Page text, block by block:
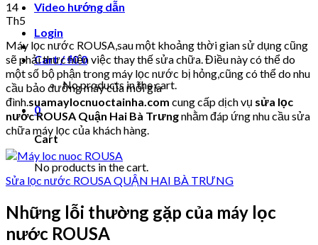
Video hướng dẫn
Login
Cart /₫00
No products in the cart.
0
Cart
No products in the cart.
14
Th5
Máy lọc nước ROUSA,sau một khoảng thời gian sử dụng cũng
sẽ phải thực hiện việc thay thế sửa chữa. Điều này có thể do
một số bộ phận trong máy lọc nước bị hỏng,cũng có thể do nhu
cầu bảo dưỡng máy của mỗi gia
đình.suamaylocnuoctainha.com cung cấp dịch vụ sửa lọc
nước ROUSA Quận Hai Bà Trưngnhằm đáp ứng nhu cầu sửa
chữa máy lọc của khách hàng.
Sửa lọc nước ROUSA QUẬN HAI BÀ TRƯNG
Những lỗi thường gặp của máy lọc
nước ROUSA